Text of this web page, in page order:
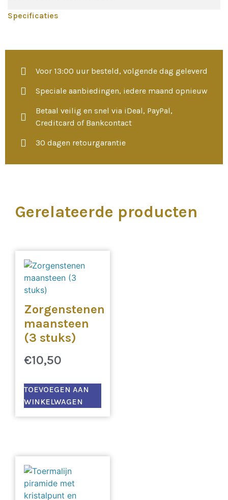
Specificaties
Voor 13:00 uur besteld, volgende dag geleverd
Speciale aanbiedingen, iedere maand opnieuw
Betaal veilig en snel via iDeal, PayPal,
Creditcard of Bankcontact
30 dagen retourgarantie
Gerelateerde producten
Zorgenstenen
maansteen
(3 stuks)
€10,50
TOEVOEGEN AAN
WINKELWAGEN